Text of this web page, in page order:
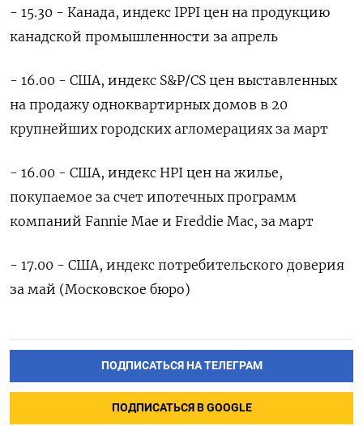
- 15.30 - Канада, индекс IPPI цен на продукцию
канадской промышленности за апрель
- 16.00 - США, индекс S&P/CS цен выставленных
на продажу одноквартирных домов в 20
крупнейших городских агломерациях за март
- 16.00 - США, индекс HPI цен на жилье,
покупаемое за счет ипотечных программ
компаний Fannie Mae и Freddie Mac, за март
- 17.00 - США, индекс потребительского доверия
за май (Московское бюро)
ПОДПИСАТЬСЯ НА ТЕЛЕГРАМ
ПОДПИСАТЬСЯ В GOOGLE